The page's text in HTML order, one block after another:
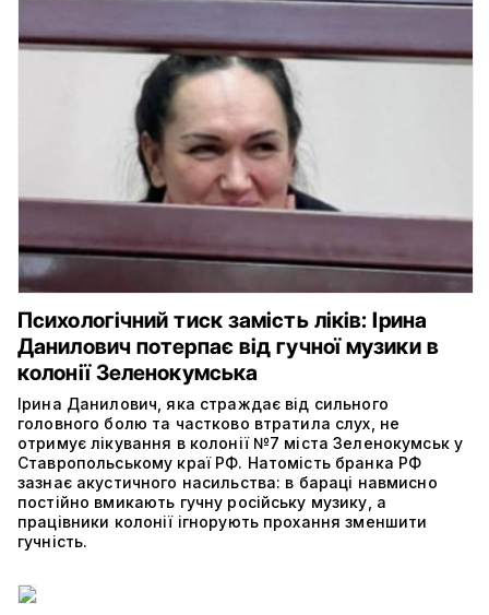
Психологічний тиск замість ліків: Ірина
Данилович потерпає від гучної музики в
колонії Зеленокумська
Ірина Данилович, яка страждає від сильного
головного болю та частково втратила слух, не
отримує лікування в колонії №7 міста Зеленокумськ у
Ставропольському краї РФ. Натомість бранка РФ
зазнає акустичного насильства: в бараці навмисно
постійно вмикають гучну російську музику, а
працівники колонії ігнорують прохання зменшити
гучність.